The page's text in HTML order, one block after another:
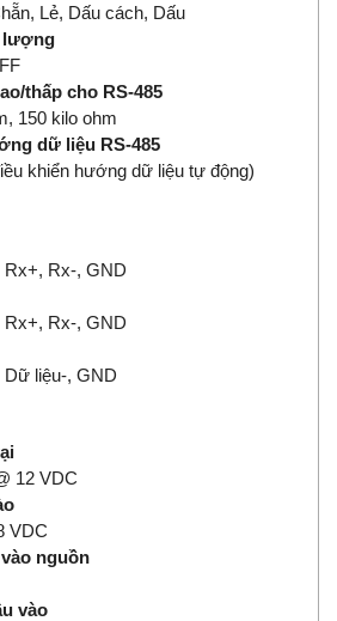
Lẻ, Dấu cách, Dấu
lượng
thấp cho RS-485
150 kilo ohm
dữ liệu RS-485
khiển hướng dữ liệu tự động)
Rx+, Rx-, GND
Rx+, Rx-, GND
Dữ liệu-, GND
12 VDC
VDC
nguồn
vào